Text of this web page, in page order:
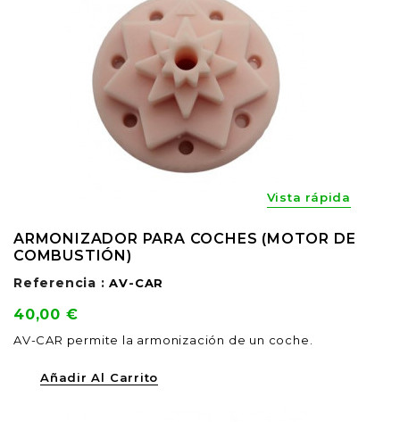
Vista rápida
ARMONIZADOR PARA COCHES (MOTOR DE
COMBUSTIÓN)
Referencia : AV-CAR
Precio
40,00 €
AV-CAR permite la armonización de un coche.
Añadir Al Carrito